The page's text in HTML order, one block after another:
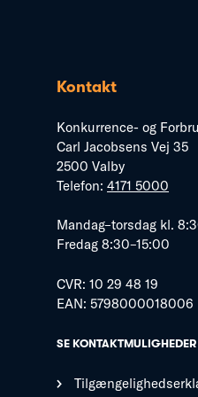
Kontakt
Konkurrence- og
Carl Jacobsens Vej 35
2500 Valby
Telefon: 4171 5000
Mandag–torsdag kl.
Fredag 8:30–15:00
CVR: 10 29 48 19
EAN: 5798000018006
SE KONTAKTMULIGHEDER